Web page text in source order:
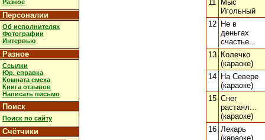
Разное
Персоналии
Об исполнителях
Фотографии
Интервью
Разное
Ссылки
Юр. справка
Комната смеха
Книга отзывов
Написать письмо
Поиск
Поиск по сайту
Счётчики
11
Мыс
Игольный
12 Не в
деньгах
счастье...
13 Колечко
(караоке)
14 На Севере
(караоке)
15 Снег
растаял...
(караоке)
16 Лекарь
(караоке)